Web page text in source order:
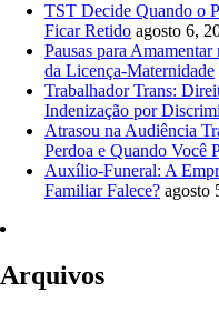
TST Decide Quando o
Ficar Retido agosto 6,
Pausas para
da Licença-Maternidade
Trabalhador Trans:
Indenização por
Atrasou na Audiência
Perdoa e Quando Você
Auxílio-Funeral: A
Familiar Falece? agosto
Arquivos